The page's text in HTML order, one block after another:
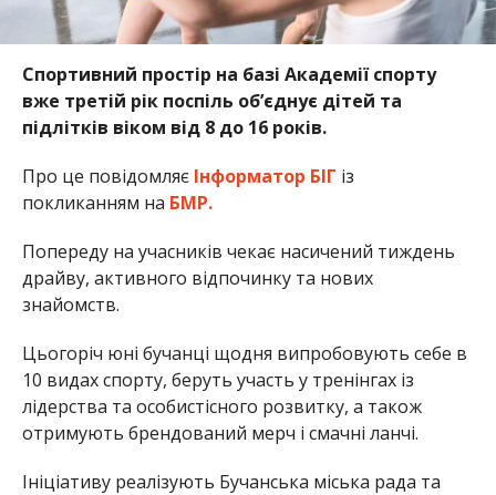
Спортивний простір на базі Академії спорту
вже третій рік поспіль об’єднує дітей та
підлітків віком від 8 до 16 років.
Про це повідомляє Інформатор БІГ із
покликанням на БМР.
Попереду на учасників чекає насичений тиждень
драйву, активного відпочинку та нових
знайомств.
Цьогоріч юні бучанці щодня випробовують себе в
10 видах спорту, беруть участь у тренінгах із
лідерства та особистісного розвитку, а також
отримують брендований мерч і смачні ланчі.
Ініціативу реалізують Бучанська міська рада та